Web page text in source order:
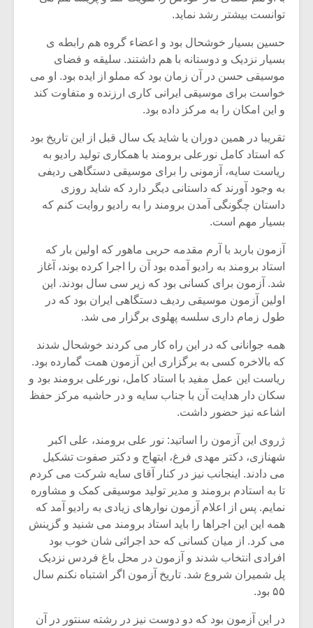
توانست بیشتر رشد نماید.
حسین بسیار خوشحال بود و اعضاء گروه هم رابطه ی
بسیار نزدیک و دوستانه با هم داشتند. سلیقه و فضای
موسیقی حسن در آن زمان بود که مملو از ایده بود. او می
خواست برای موسیقی ایرانی کاری ارزنده و متفاوت کند
و این امکان را به مرکز داده بود.
تقریبا در همین دوران یا شاید یک سال قبل از این تاریخ بود
که استاد کامل نورعلی برومند با همکاری تولید رادیو به
ریاست سایه، آزمونی را برای موسیقی دستگاهی ردیفی
به وجود آورند که داستانی دیگر دارد که شاید روزی
داستان چگونگی آمدن برومند را به رادیو روایت کنم که
بسیار مهم است.
آزمون باربد با آرم مقدمه حربی ماهور که اولین بار که
استاد برومند به رادیو آمده بود آن را اجرا کرده بوند، آغاز
شد. آزمون برای کسانی بود که زیر سی سال بودند. این
اولین آزمون موسیقی ردیف دستگاهی ایران بود که در
طول زمام داری سلسه پهلوی برگزار می شد.
همه جوانانی که در این راه کار می کردند خوشحال شدند
که بالاخره کسی به برگزاری این آزمون همت گمارده بود.
ریاست این عمل مفید با استاد کامل، نورعلی برومند بود و
سکان دار هدایت آن با جناب سایه و در حاشیه مرکز حفظ
اشاعه نیز حضور داشت.
ژروی این آزمون را اساتید: نور علی برومند، علی اکبر
شهنازی، دکتر مهدی فرغ، ابتهاج و دکتر صفوت تشکیل
می دادند. اینجانب نیز در کنار آقای سایه شرکت می کردم
تا به استادم برومند و مدیر تولید موسیقی کمک و مشاوره
نمایم. پس از اعلام آزمون نوارهای زیادی به رادیو آمد که
همه این این اجراها را باید استاد برومند می شنید و گزینش
می کرد. از میان کسانی که حد اجرائی شان خوب بود
افرادی انتخاب شدند و آزمون در محل باغ فردس نزدیک
پل شمیران شروع شد. تاریخ آزمون اگر اشتباه نکنم سال
۵۵ بود.
در این آزمون بود که دو دوست نیز در رشته سنتور در آن
میکلوش روژا
متن فیلم «متری
شیش و نیم»
اگر نمی توانی
مشهورترین باشی،
بدنام ترین باش
موریس ژار
موسیقی
موسیقی
برگزار